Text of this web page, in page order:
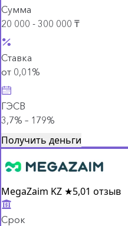
Сумма
20 000 - 300 000 ₸
Ставка
от 0,01%
ГЭСВ
3,7% – 179%
Получить деньги
MegaZaim KZ ★5,01 отзыв
Срок